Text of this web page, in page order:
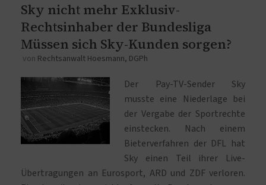
Sky nicht mehr Exklusiv-
Rechtsinhaber der Bundesliga
Müssen sich Sky-Kunden sorgen?
von Rechtsanwalt Hoesmann, DGPh
Der Pay-TV-Sender Sky
musste eine Niederlage bei
der Vergabe der Sportrechte
einstecken. Nach einem
Bieterverfahren der DFL hat
Sky einen Teil ihrer Live-
Übertragungen an Eurosport, ARD und ZDF verloren.